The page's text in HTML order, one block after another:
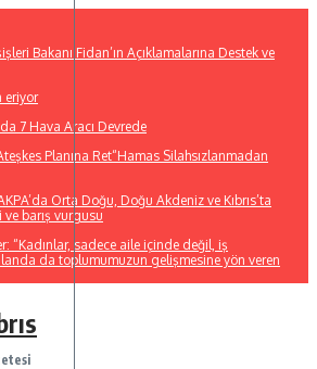
Bakanı Fidan’ın Açıklamalarına Destek ve
eriyor
7 Hava Aracı Devrede
Planına Ret“Hamas Silahsızlanmadan
Orta Doğu, Doğu Akdeniz ve Kıbrıs’ta
barış vurgusu
“Kadınlar, sadece aile içinde değil, iş
da toplumumuzun gelişmesine yön veren